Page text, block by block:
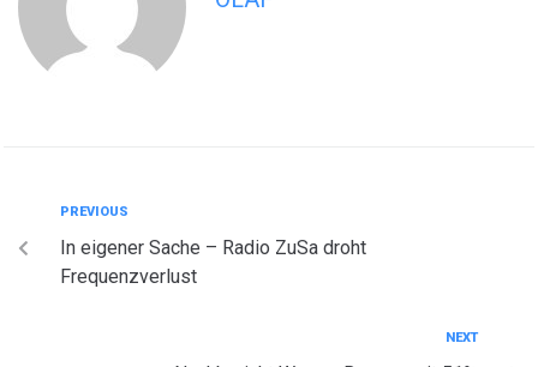
PREVIOUS
In eigener Sache – Radio ZuSa droht
Frequenzverlust
NEXT